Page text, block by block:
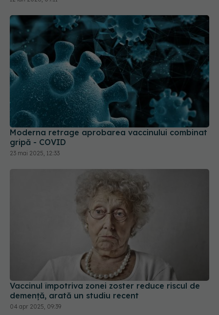
Moderna retrage aprobarea vaccinului combinat
gripă - COVID
23 mai 2025, 12:33
Vaccinul împotriva zonei zoster reduce riscul de
demență, arată un studiu recent
04 apr 2025, 09:39